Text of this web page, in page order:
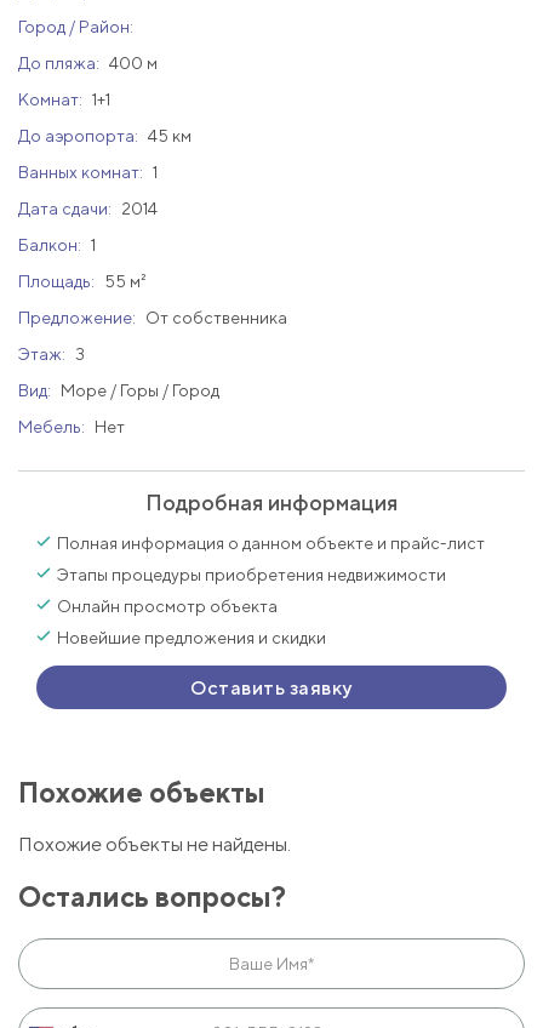
Город / Район:
До пляжа: 400 м
Комнат: 1+1
До аэропорта: 45 км
Ванных комнат: 1
Дата сдачи:
2014
Балкон: 1
Площадь:
55 м²
Предложение:
От собственника
Этаж:
3
Вид:
Море / Горы / Город
Мебель:
Нет
Подробная информация
Полная информация о данном объекте и прайс-лист
Этапы процедуры приобретения недвижимости
Онлайн просмотр объекта
Новейшие предложения и скидки
Оставить заявку
Похожие объекты
Похожие объекты не найдены.
Остались вопросы?